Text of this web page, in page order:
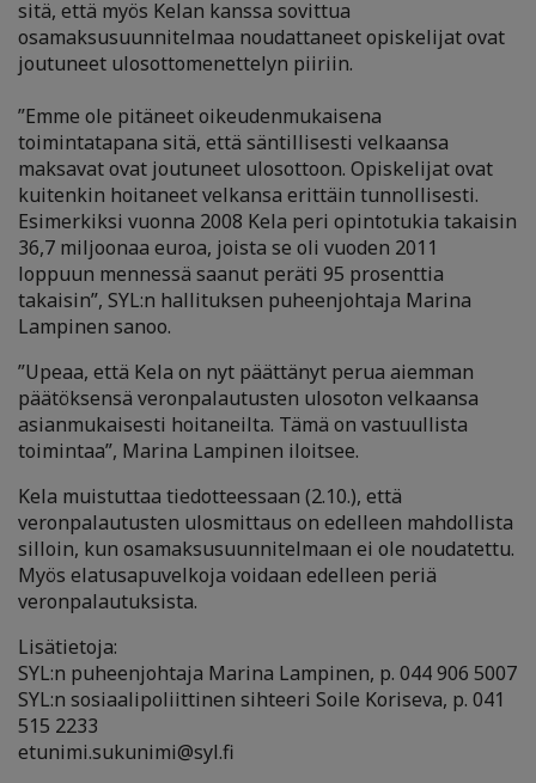
sitä, että myös Kelan kanssa sovittua
osamaksusuunnitelmaa noudattaneet opiskelijat ovat
joutuneet ulosottomenettelyn piiriin.
”Emme ole pitäneet oikeudenmukaisena
toimintatapana sitä, että säntillisesti velkaansa
maksavat ovat joutuneet ulosottoon. Opiskelijat ovat
kuitenkin hoitaneet velkansa erittäin tunnollisesti.
Esimerkiksi vuonna 2008 Kela peri opintotukia takaisin
36,7 miljoonaa euroa, joista se oli vuoden 2011
loppuun mennessä saanut peräti 95 prosenttia
takaisin”, SYL:n hallituksen puheenjohtaja Marina
Lampinen sanoo.
”Upeaa, että Kela on nyt päättänyt perua aiemman
päätöksensä veronpalautusten ulosoton velkaansa
asianmukaisesti hoitaneilta. Tämä on vastuullista
toimintaa”, Marina Lampinen iloitsee.
Kela muistuttaa tiedotteessaan (2.10.), että
veronpalautusten ulosmittaus on edelleen mahdollista
silloin, kun osamaksusuunnitelmaan ei ole noudatettu.
Myös elatusapuvelkoja voidaan edelleen periä
veronpalautuksista.
Lisätietoja:
SYL:n puheenjohtaja Marina Lampinen, p. 044 906 5007
SYL:n sosiaalipoliittinen sihteeri Soile Koriseva, p. 041
515 2233
etunimi.sukunimi@syl.fi